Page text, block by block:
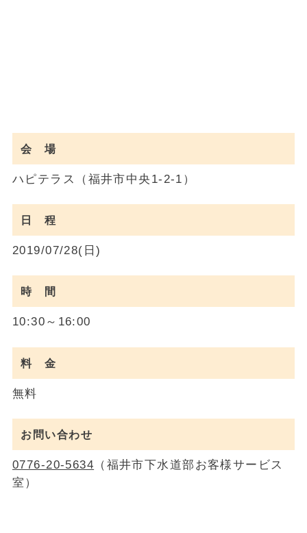
会 場
ハピテラス（福井市中央1-2-1）
日 程
2019/07/28(日)
時 間
10:30～16:00
料 金
無料
お問い合わせ
0776-20-5634 （福井市下水道部お客様サービス
室）